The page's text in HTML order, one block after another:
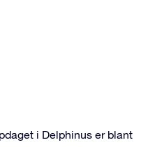
i Delphinus er blant